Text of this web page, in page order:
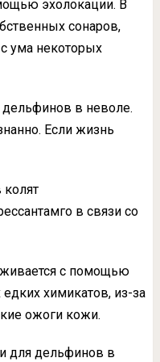
эхолокации. В
сонаров,
ума некоторых
дельфинов в неволе.
Если жизнь
в связи со
с помощью
химикатов, из-за
ожоги кожи.
для дельфинов в